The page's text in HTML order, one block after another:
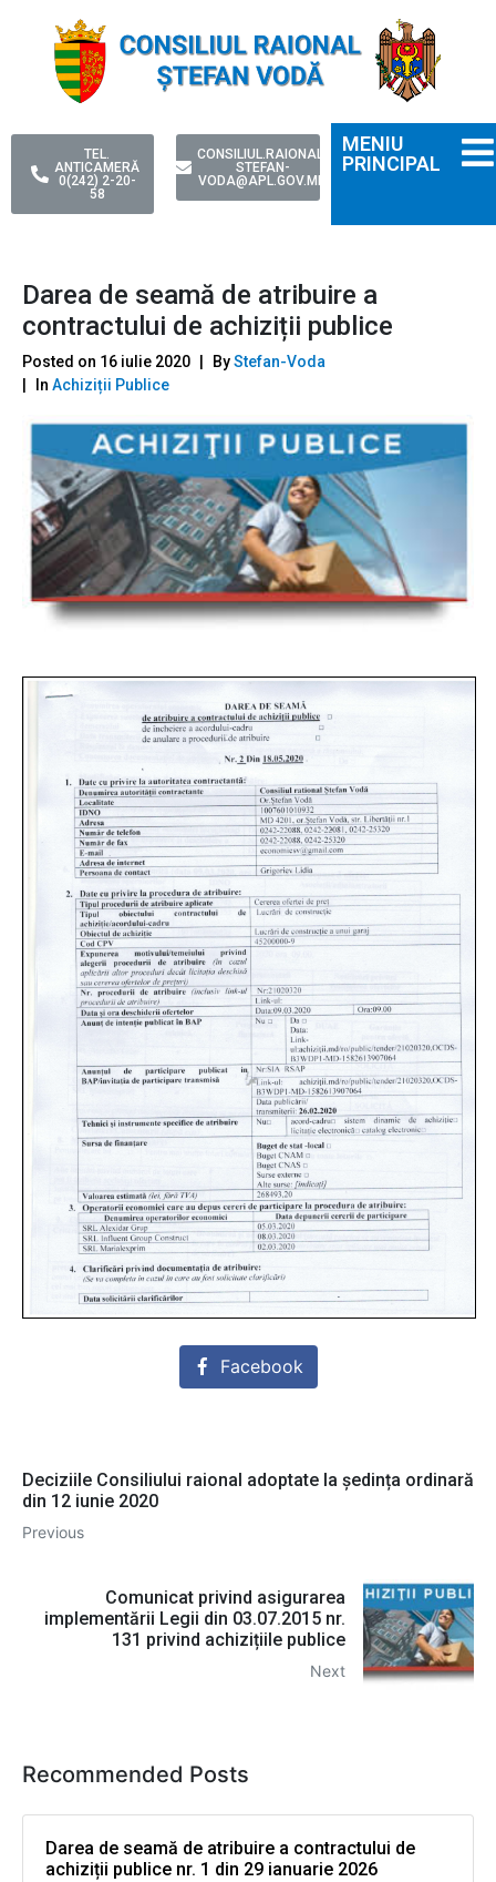
TEL.
ANTICAMERĂ
0(242) 2-20-
58
CONSILIUL.RAIONAL-
STEFAN-
VODA@APL.GOV.MD
MENIU
PRINCIPAL
Darea de seamă de atribuire a
contractului de achiziții publice
Posted on 16 iulie 2020 ByStefan-Voda
In Achiziții Publice
Facebook
Deciziile Consiliului raional adoptate la ședința ordinară
din 12 iunie 2020
Previous
Comunicat privind asigurarea
implementării Legii din 03.07.2015 nr.
131 privind achizițiile publice
Next
Recommended Posts
Darea de seamă de atribuire a contractului de
achiziții publice nr. 1 din 29 ianuarie 2026